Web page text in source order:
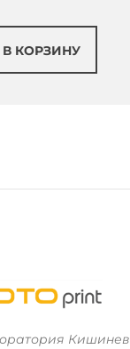
В КОРЗИНУ
Кишинев